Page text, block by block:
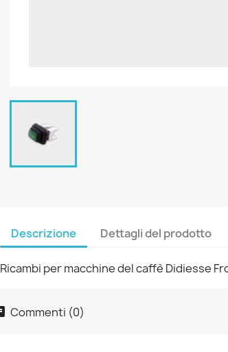
Descrizione Dettagli del prodotto
Ricambi per macchine del caffè Didiesse
Commenti (0)